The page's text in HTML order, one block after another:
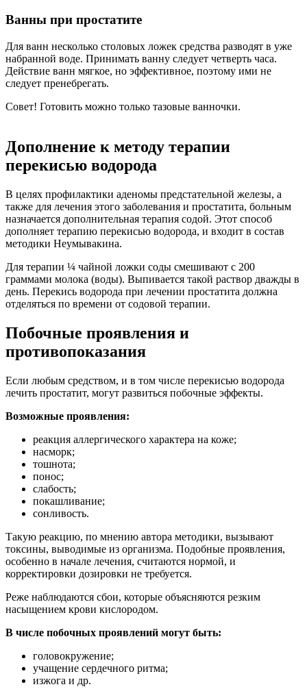
Ванны при простатите
Для ванн несколько столовых ложек средства разводят в уже
набранной воде. Принимать ванну следует четверть часа.
Действие ванн мягкое, но эффективное, поэтому ими не
следует пренебрегать.
Совет! Готовить можно только тазовые ванночки.
Дополнение к методу терапии
перекисью водорода
В целях профилактики аденомы предстательной железы, а
также для лечения этого заболевания и простатита, больным
назначается дополнительная терапия содой. Этот способ
дополняет терапию перекисью водорода, и входит в состав
методики Неумывакина.
Для терапии ¼ чайной ложки соды смешивают с 200
граммами молока (воды). Выпивается такой раствор дважды в
день. Перекись водорода при лечении простатита должна
отделяться по времени от содовой терапии.
Побочные проявления и
противопоказания
Если любым средством, и в том числе перекисью водорода
лечить простатит, могут развиться побочные эффекты.
Возможные проявления:
реакция аллергического характера на коже;
насморк;
тошнота;
понос;
слабость;
покашливание;
сонливость.
Такую реакцию, по мнению автора методики, вызывают
токсины, выводимые из организма. Подобные проявления,
особенно в начале лечения, считаются нормой, и
корректировки дозировки не требуется.
Реже наблюдаются сбои, которые объясняются резким
насыщением крови кислородом.
В числе побочных проявлений могут быть:
головокружение;
учащение сердечного ритма;
изжога и др.